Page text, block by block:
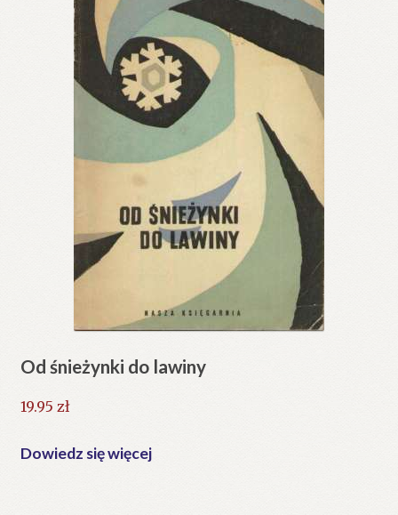
Od śnieżynki do lawiny
19.95 zł
Dowiedz się więcej